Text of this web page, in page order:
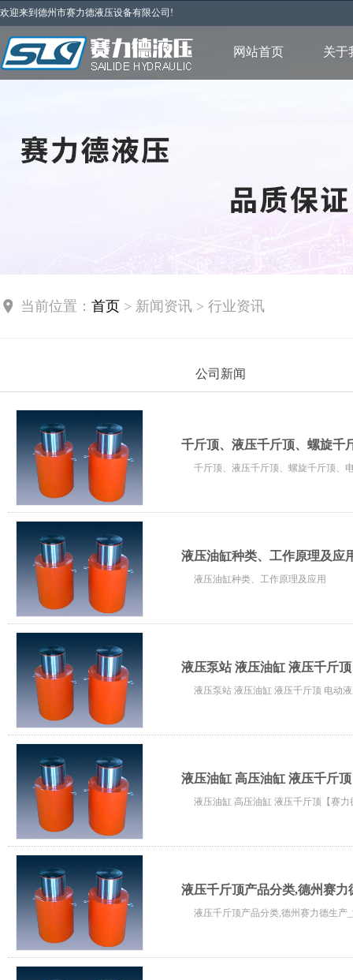
欢迎来到德州市赛力德液压设备有限公司!
网站首页 关于
当前位置： 首页 > 新闻资讯 > 行业资讯
公司新闻
千斤顶、液压千斤顶、螺旋千
千斤顶、液压千斤顶、螺旋千斤顶、
液压油缸种类、工作原理及应
液压油缸种类、工作原理及应用
液压泵站 液压油缸 液压千斤
液压泵站 液压油缸 液压千斤顶 电动
液压油缸 高压油缸 液压千斤
液压油缸 高压油缸 液压千斤顶【赛力
液压千斤顶产品分类,德州赛力
液压千斤顶产品分类,德州赛力德生产